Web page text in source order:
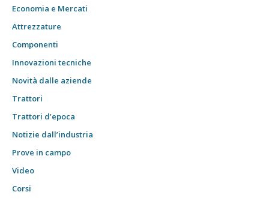
Economia e Mercati
Attrezzature
Componenti
Innovazioni tecniche
Novità dalle aziende
Trattori
Trattori d’epoca
Notizie dall’industria
Prove in campo
Video
Corsi